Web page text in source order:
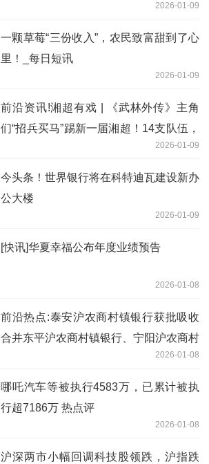
2026-01-09
一颗草莓“三份收入”，农民致富甜到了心
里！_每日短讯
2026-01-09
前沿资讯!湘超有戏 | 《武林外传》主角
们“招兵买马”踢新一届湘超！14支队伍，
2026-01-09
今头条！世界银行将在科特迪瓦建设新办
公大楼
2026-01-09
[快讯]华夏幸福公布年度业绩预告
2026-01-08
前沿热点:泰安沪农商村镇银行获批吸收
合并东平沪农商村镇银行、宁阳沪农商村
2026-01-08
哪吒汽车等被执行4583万，已累计被执
行超7186万 热点评
2026-01-08
沪深两市小幅回调科技股领跌，沪指跌